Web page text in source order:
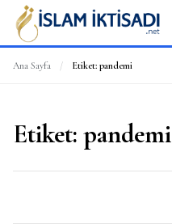
Ana Sayfa / Etiket: pandemi
Etiket: pandemi